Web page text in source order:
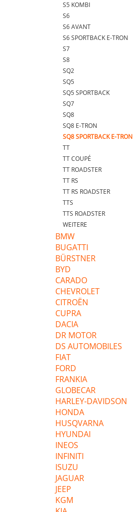
S5 KOMBI
S6
S6 AVANT
S6 SPORTBACK E-TRON
S7
S8
SQ2
SQ5
SQ5 SPORTBACK
SQ7
SQ8
SQ8 E-TRON
SQ8 SPORTBACK E-TRON
TT
TT COUPÉ
TT ROADSTER
TT RS
TT RS ROADSTER
TTS
TTS ROADSTER
WEITERE
BMW
BUGATTI
BÜRSTNER
BYD
CARADO
CHEVROLET
CITROËN
CUPRA
DACIA
DR MOTOR
DS AUTOMOBILES
FIAT
FORD
FRANKIA
GLOBECAR
HARLEY-DAVIDSON
HONDA
HUSQVARNA
HYUNDAI
INEOS
INFINITI
ISUZU
JAGUAR
JEEP
KGM